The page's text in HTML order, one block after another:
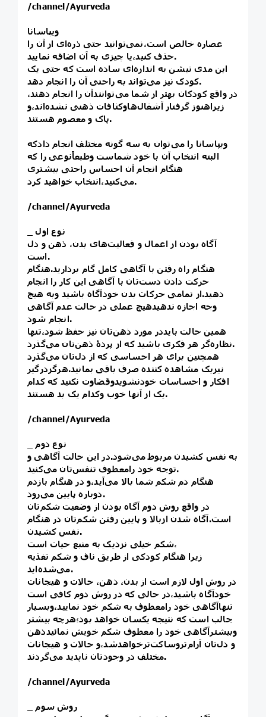
/channel/Ayurveda
ویپاسانا
عصاره خالص است،نمی‌توانید حتی ذره‌ای از آن را
حذف کنید،یا چیزی به آن اضافه نمایید.
این مدی تیشن به اندازه‌ای ساده است که حتی یک
کودک نیز می‌تواند به راحتی آن را انجام دهد.
در واقع کودکان بهتر از شما می‌توانندآن را انجام دهند،
زیراهنوز گرفتار آشغال‌هاوکثافات ذهنی نشده‌اند،و
پاک و معصوم هستند.
ویپاسانا را می‌توان به سه گونه مختلف انجام دادکه
البته انتخاب آن با خود شماست وطبعاًنوعی را که
هنگام انجام آن احساس راحتی بیشتری
می‌کنید،انتخاب خواهید کرد.
/channel/Ayurveda
_ نوع اول
آگاه بودن از اعمال و فعالیت‌های بدن، ذهن و دل‌
است.
هنگام راه رفتن با آگاهی کامل گام بردارید.هنگام
حرکت دادن دست‌تان با آگاهی این کار را انجام
دهید.از تمامی حرکات بدن خودآگاه باشید وبه هیچ
وجه اجازه ندهیدهیچ عملی در حالت عدم آگاهی
انجام شود.
همین حالت بایددر مورد ذهن‌تان نیز حفظ شود،تنها
نظاره‌گر هر فکری باشید که از پردهٔ ذهن‌تان می‌گذرد.
همچنین برای هر احساسی که از دل‌تان می‌گذرد
نیزیک مشاهده کننده صرف باقی بمانید.هرگزدرگیر
افکار و احساسات خودنشویدوقضاوت نکنید که کدام
‌یک از آنها خوب وکدام ‌یک بد هستند.
/channel/Ayurveda
_ نوع دوم
به نفس کشیدن مربوط می‌شود.در این حالت آگاهی و
توجه خود رامعطوف تنفس‌تان می‌کنید.
هنگام دم شکم شما بالا می‌آید،و در هنگام بازدم
دوباره پایین می‌رود.
در واقع روش دوم آگاه بودن از وضعیت شکم‌تان
است.آگاه شدن ازبالا و پایین رفتن شکم‌تان در هنگام
نفس کشیدن.
شکم خیلی نزدیک به منبع حیات است،
زیرا هنگام کودکی از طریق ناف و شکم‌ تغذیه
می‌شده‌اید.
در روش اول لازم است از بدن، ذهن، حالات و هیجانات
خودآگاه باشید،در حالی که در روش دوم کافی است
تنهاآگاهی خود رامعطوف به شکم خود نمایید،وبسیار
جالب است که نتیجه یکسان خواهد بود؛هرچه بیشتر
وبیشترآگاهی خود را معطوف شکم خویش نمائیدذهن
و دل‌تان آرام‌تروساکت‌ترخواهدشد،و حالات و هیجانات
مختلف در وجودتان ناپدید می‌گردند.
/channel/Ayurveda
_ روش سوم